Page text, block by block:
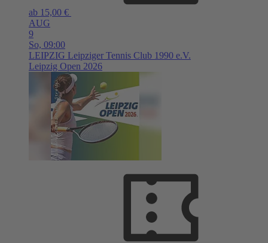
ab 15,00 €
AUG
9
So, 09:00
LEIPZIG Leipziger Tennis Club 1990 e.V.
Leipzig Open 2026